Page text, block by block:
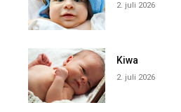
2. juli 2026
Kiwa
2. juli 2026